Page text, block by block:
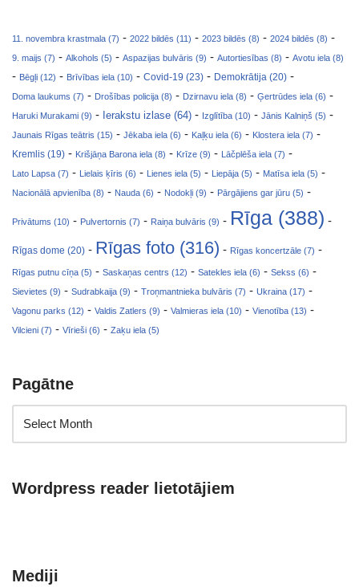
11. novembra krastmala (7) - 2022 bildēs (11) - 2023 bildēs (8) - 2024 bildēs (8) -
9. maijs (7) - Alkohols (5) - Aspazijas bulvāris (9) - Autortiesības (8) - Avotu iela (8)
- Bēgļi (12) - Brīvības iela (10) - Covid-19 (23) - Demokrātija (20) -
Doma laukums (7) - Drošības policija (8) - Dzirnavu iela (8) - Ģertrūdes iela (6) -
Haruki Murakami (9) - Ierakstu izlase (64) - Izglītība (10) - Jānis Kalniņš (5) -
Jaunais Rīgas teātris (15) - Jēkaba iela (6) - Kaļķu iela (6) - Klostera iela (7) -
Kremlis (19) - Krišjāņa Barona iela (8) - Krīze (9) - Lāčplēša iela (7) -
Lato Lapsa (7) - Lielais ķīris (6) - Lienes iela (5) - Liepāja (5) - Matīsa iela (5) -
Nacionālā apvienība (8) - Nauda (6) - Nodokļi (9) - Pārgājiens gar jūru (5) -
Privātums (10) - Pulvertornis (7) - Raiņa bulvāris (9) - Rīga (388) -
Rīgas dome (20) - Rīgas foto (316) - Rīgas koncertzāle (7) -
Rīgas putnu cīņa (5) - Saskaņas centrs (12) - Satekles iela (6) - Sekss (6) -
Sievietes (9) - Sudrabkaija (9) - Troņmantnieka bulvāris (7) - Ukraina (17) -
Vagonu parks (12) - Valdis Zatlers (9) - Valmieras iela (10) - Vienotība (13) -
Vilcieni (7) - Vīrieši (6) - Zaķu iela (5)
Pagātne
Wordpress reader lietotājiem
Mediji